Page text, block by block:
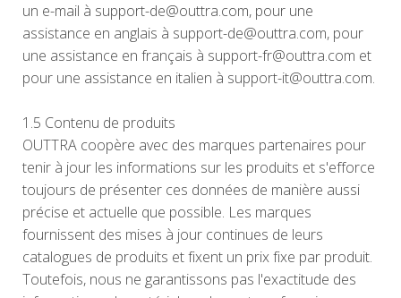
un e-mail à support-de@outtra.com, pour une
assistance en anglais à support-de@outtra.com, pour
une assistance en français à support-fr@outtra.com et
pour une assistance en italien à support-it@outtra.com.
1.5 Contenu de produits
OUTTRA coopère avec des marques partenaires pour
tenir à jour les informations sur les produits et s'efforce
toujours de présenter ces données de manière aussi
précise et actuelle que possible. Les marques
fournissent des mises à jour continues de leurs
catalogues de produits et fixent un prix fixe par produit.
Toutefois, nous ne garantissons pas l'exactitude des